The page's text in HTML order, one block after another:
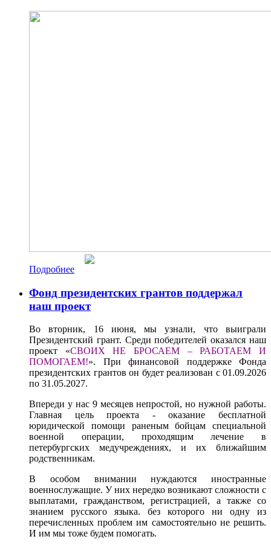
Подробнее
Фонд президентских грантов поддержал
наш проект
Во вторник, 16 июня, мы узнали, что выиграли
Президентский грант. Среди победителей оказался наш
проект «СВОИХ НЕ БРОСАЕМ – РАБОТАЕМ И
ПОМОГАЕМ!». При финансовой поддержке Фонда
президентских грантов он будет реализован с 01.09.2026
по 31.05.2027.
Впереди у нас 9 месяцев непростой, но нужной работы.
Главная цель проекта - оказание бесплатной
юридической помощи раненым бойцам специальной
военной операции, проходящим лечение в
петербургских медучреждениях, и их ближайшим
родственникам.
В особом внимании нуждаются иностранные
военнослужащие. У них нередко возникают сложности с
выплатами, гражданством, регистрацией, а также со
знанием русского языка. без которого ни одну из
перечисленных проблем им самостоятельно не решить.
И им мы тоже будем помогать.